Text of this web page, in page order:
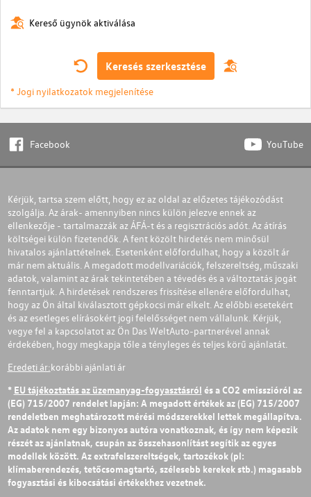
Kereső ügynök aktiválása
Keresés szerkesztése
* Jogi nyilatkozatok megjelenítése
Facebook YouTube
Kérjük, tartsa szem előtt, hogy ez az oldal az előzetes tájékozódást
szolgálja. Az árak- amennyiben nincs külön jelezve ennek az
ellenkezője - tartalmazzák az ÁFÁ-t és a regisztrációs adót. Az átírás
költségei külön fizetendők. A fent közölt hirdetés nem minősül
hivatalos ajánlattételnek. Esetenként előfordulhat, hogy a közölt ár
már nem aktuális. A megadott modellvariációk, felszereltség, műszaki
adatok, valamint az árak tekintetében a tévedés és a változtatás jogát
fenntartjuk. A hirdetések rendszeres frissítése ellenére előfordulhat,
hogy az Ön által kiválasztott gépkocsi már elkelt. Az előbbi esetekért
és az esetleges elírásokért jogi felelősséget nem vállalunk. Kérjük,
vegye fel a kapcsolatot az Ön Das WeltAuto-partnerével annak
érdekében, hogy megkapja tőle a tényleges és teljes körű ajánlatát.
Eredeti ár:korábbi ajánlati ár
* EU tájékoztatás az üzemanyag-fogyasztásról és a CO2 emisszióról az
(EG) 715/2007 rendelet lapján: A megadott értékek az (EG) 715/2007
rendeletben meghatározott mérési módszerekkel lettek megállapítva.
Az adatok nem egy bizonyos autóra vonatkoznak, és így nem képezik
részét az ajánlatnak, csupán az összehasonlítást segítik az egyes
modellek között. Az extrafelszereltségek, tartozékok (pl:
klímaberendezés, tetőcsomagtartó, szélesebb kerekek stb.) magasabb
fogyasztási és kibocsátási értékekhez vezetnek.